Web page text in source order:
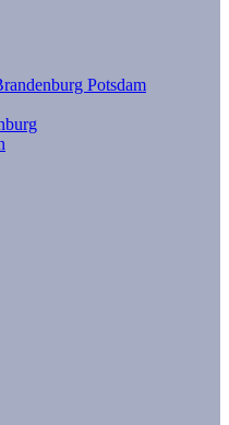
Potsdam